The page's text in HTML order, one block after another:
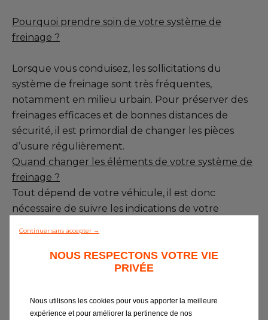
Pourquoi prendre soin de votre système de
freinage ?
Lorsque vous conduisez, les sollicitations du
système de freinage sont très fréquentes,
notamment en milieu urbain. Pour préserver des
freinages efficaces et de bonnes distances de
sécurité, il est primordial de changer les pièces
d’usure régulièrement.
Quand changer les éléments de votre système de
freinage ?
Tout dépend de votre véhicule, il est donc
nécessaire de suivre les indications de votre
Continuer sans accepter →
NOUS RESPECTONS VOTRE VIE
PRIVÉE
Nous utilisons les cookies pour vous apporter la meilleure
expérience et pour améliorer la pertinence de nos